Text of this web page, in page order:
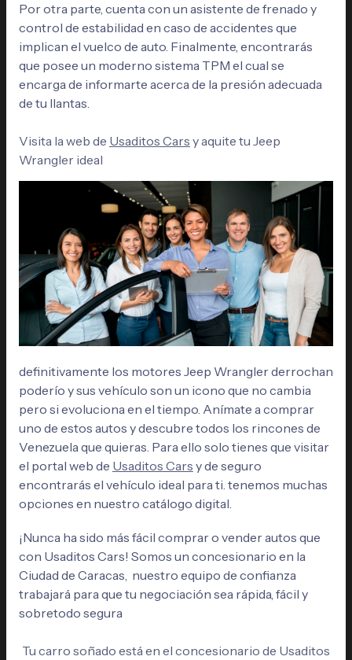
Por otra parte, cuenta con un asistente de frenado y
control de estabilidad en caso de accidentes que
implican el vuelco de auto. Finalmente, encontrarás
que posee un moderno sistema TPM el cual se
encarga de informarte acerca de la presión adecuada
de tu llantas.
Visita la web de Usaditos Cars y aquite tu Jeep
Wrangler ideal
definitivamente los motores Jeep Wrangler derrochan
poderío y sus vehículo son un icono que no cambia
pero si evoluciona en el tiempo. Anímate a comprar
uno de estos autos y descubre todos los rincones de
Venezuela que quieras. Para ello solo tienes que visitar
el portal web de Usaditos Cars y de seguro
encontrarás el vehículo ideal para ti. tenemos muchas
opciones en nuestro catálogo digital.
¡Nunca ha sido más fácil comprar o vender autos que
con Usaditos Cars! Somos un concesionario en la
Ciudad de Caracas, nuestro equipo de confianza
trabajará para que tu negociación sea rápida, fácil y
sobretodo segura
Tu carro soñado está en el concesionario de Usaditos